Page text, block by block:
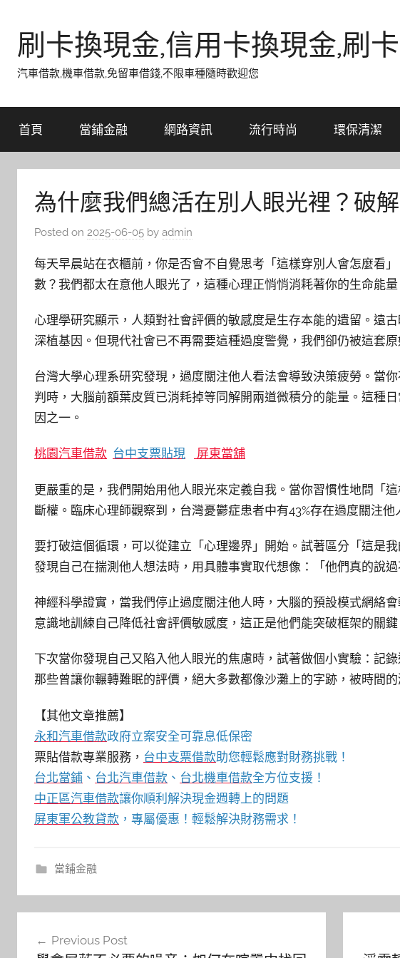
content刷卡換現金,信用卡換現金,刷
汽車借款,機車借款,免留車借錢,不限車種隨時歡迎您
首頁 當鋪金融 網路資訊 流行時尚 環保清潔
為什麼我們總活在別人眼光裡？破
Posted on 2025-06-05 by admin
每天早晨站在衣櫃前，你是否會不自覺思考「這樣穿別人會怎麼看
數？我們都太在意他人眼光了，這種心理正悄悄消耗著你的生命能量
心理學研究顯示，人類對社會評價的敏感度是生存本能的遺留。遠
深植基因。但現代社會已不再需要這種過度警覺，我們卻仍被這套原
台灣大學心理系研究發現，過度關注他人看法會導致決策疲勞。當
判時，大腦前額葉皮質已消耗掉等同解開兩道微積分的能量。這種
因之一。
桃園汽車借款 台中支票貼現 屏東當舖
更嚴重的是，我們開始用他人眼光來定義自我。當你習慣性地問「
斷權。臨床心理師觀察到，台灣憂鬱症患者中有43%存在過度關注他
要打破這個循環，可以從建立「心理邊界」開始。試著區分「這是
發現自己在揣測他人想法時，用具體事實取代想像：「他們真的說過
神經科學證實，當我們停止過度關注他人時，大腦的預設模式網絡
意識地訓練自己降低社會評價敏感度，這正是他們能突破框架的關鍵
下次當你發現自己又陷入他人眼光的焦慮時，試著做個小實驗：記
那些曾讓你輾轉難眠的評價，絕大多數都像沙灘上的字跡，被時間的
【其他文章推薦】
永和汽車借款政府立案安全可靠息低保密
票貼借款專業服務， 台中支票借款助您輕鬆應對財務挑戰！
台北當鋪 、 台北汽車借款 、 台北機車借款全方位支援！
中正區汽車借款讓你順利解決現金週轉上的問題
屏東軍公教貸款 ，專屬優惠！輕鬆解決財務需求！
當鋪金融
Previous Post